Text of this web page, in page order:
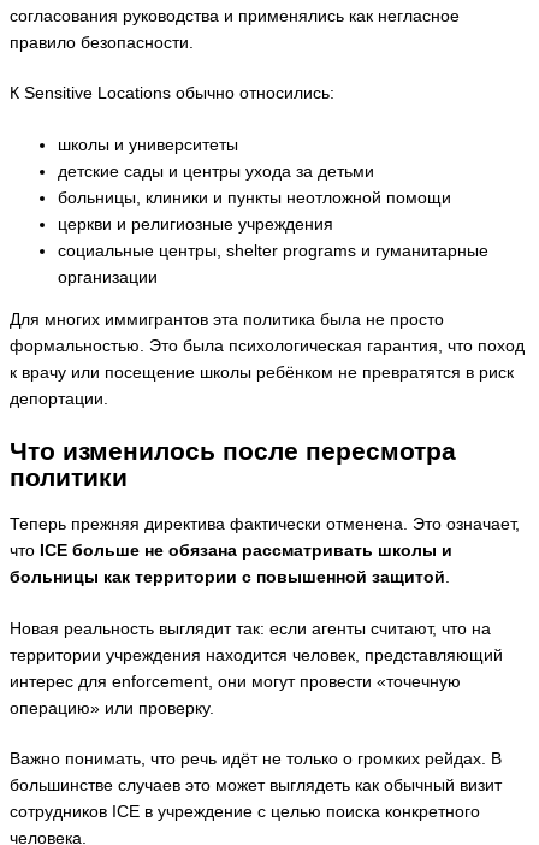
согласования руководства и применялись как негласное
правило безопасности.
К Sensitive Locations обычно относились:
школы и университеты
детские сады и центры ухода за детьми
больницы, клиники и пункты неотложной помощи
церкви и религиозные учреждения
социальные центры, shelter programs и гуманитарные
организации
Для многих иммигрантов эта политика была не просто
формальностью. Это была психологическая гарантия, что поход
к врачу или посещение школы ребёнком не превратятся в риск
депортации.
Что изменилось после пересмотра
политики
Теперь прежняя директива фактически отменена. Это означает,
что ICE больше не обязана рассматривать школы и
больницы как территории с повышенной защитой.
Новая реальность выглядит так: если агенты считают, что на
территории учреждения находится человек, представляющий
интерес для enforcement, они могут провести «точечную
операцию» или проверку.
Важно понимать, что речь идёт не только о громких рейдах. В
большинстве случаев это может выглядеть как обычный визит
сотрудников ICE в учреждение с целью поиска конкретного
человека.